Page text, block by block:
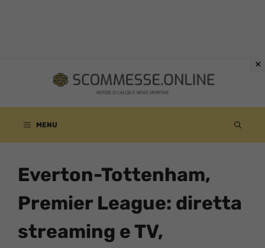
contenuto
MENU
Everton-Tottenham,
Premier League: diretta
streaming e TV,